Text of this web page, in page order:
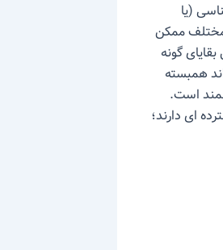
(یا
مختلف ممکن
گونه
همبسته
است.
ای دارند؛